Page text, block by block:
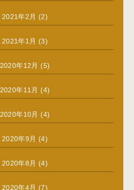
2021年2月 (2)
2021年1月 (3)
2020年12月 (5)
2020年11月 (4)
2020年10月 (4)
2020年9月 (4)
2020年8月 (4)
2020年4月 (7)